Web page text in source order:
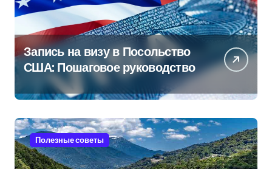
Запись на визу в Посольство
США: Пошаговое руководство
Полезные советы